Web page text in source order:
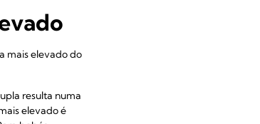
mais elevado do
resulta numa
elevado é